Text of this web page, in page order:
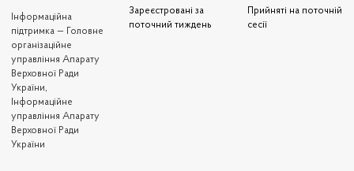
Iнформаційна
підтримка — Головне
організаційне
управління Апарату
Верховної Ради
України,
Інформаційне
управління Апарату
Верховної Ради
України
Зареєстровані за
поточний тиждень
Прийняті на поточній
сесії